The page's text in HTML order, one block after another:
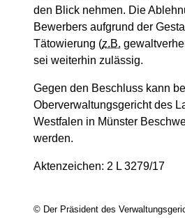
den Blick nehmen. Die
Bewerbers aufgrund der
Tätowierung (z.B.
sei weiterhin zulässig.
Gegen den Beschluss kann
Oberverwaltungsgericht des
Westfalen in Münster
werden.
Aktenzeichen: 2 L 3279/17
© Der Präsident des